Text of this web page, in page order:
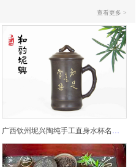
查看更多 >
广西钦州坭兴陶纯手工直身水杯名家陶瓷大师紫砂建水紫陶